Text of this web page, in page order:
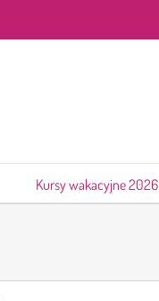
Kursy wakacyjne 2026